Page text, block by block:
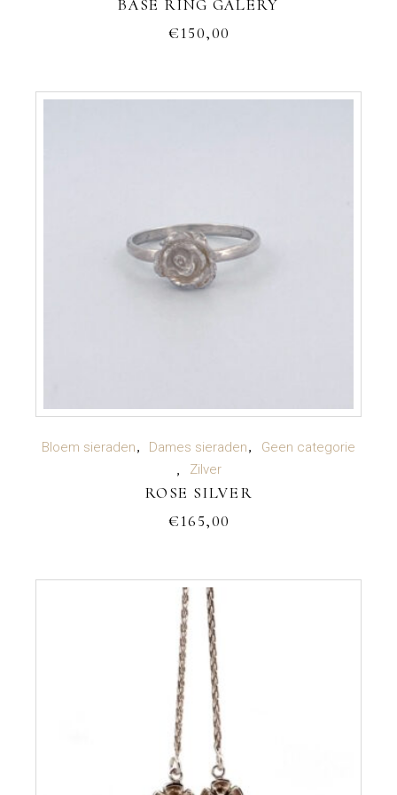
BASE RING GALERY
€150,00
TOEVOEGEN AAN WINKELWAGEN
Bloem sieraden Dames sieraden
Geen categorie
Zilver
ROSE SILVER
€165,00